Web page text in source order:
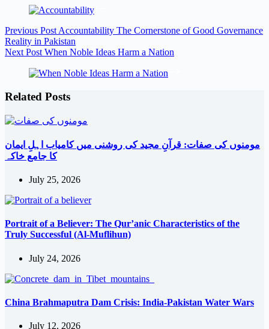
Previous Post Accountability The Cornerstone of Good Governance
Reality in Pakistan
Next Post When Noble Ideas Harm a Nation
Related Posts
مومنوں کی صفات: قرآنِ مجید کی روشنی میں کامیاب اہلِ ایمان
کا جامع خاکہ
July 25, 2026
Portrait of a Believer: The Qur’anic Characteristics of the
Truly Successful (Al-Muflihun)
July 24, 2026
China Brahmaputra Dam Crisis: India-Pakistan Water Wars
July 12, 2026